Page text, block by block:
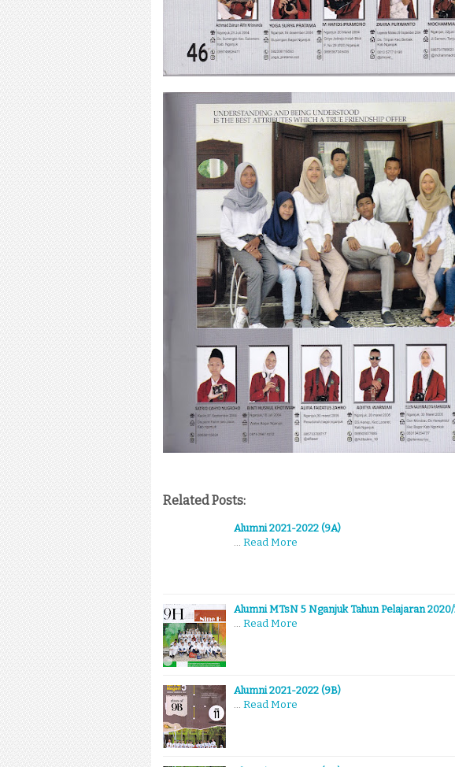
Related Posts:
Alumni 2021-2022 (9A)
… Read More
Alumni MTsN 5 Nganjuk Tahun Pelajaran
… Read More
Alumni 2021-2022 (9B)
… Read More